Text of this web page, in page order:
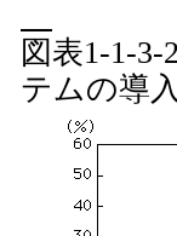
図表1-1-
テムの導